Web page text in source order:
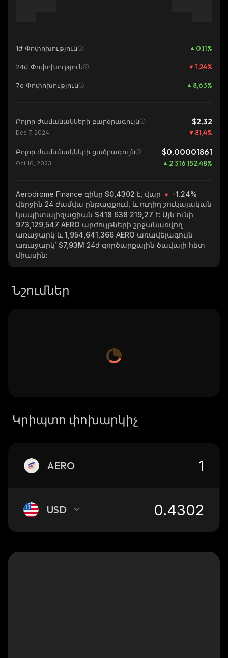
1ժ Փոփոխություն 0,11%
24ժ Փոփոխություն 1,24%
7օ Փոփոխություն 8,63%
Բոլոր ժամանակների բարձրագույն $2,32
Dec 7, 2024 81,4%
Բոլոր ժամանակների ցածրագույն $0,00001861
Oct 16, 2023 2 316 152,48%
Aerodrome Finance գինը $0,4302 է, վար
-1.24%
վերջին 24 ժամվա ընթացքում, և ուղիղ շուկայական
կապիտալիզացիան $418 638 219,27 է: Այն ունի
973,129,547 AERO արժույթների շրջանառվող
առաջարկ և 1,954,641,366 AERO առավելագույն
առաջարկ՝ $7,93M 24ժ գործարքային ծավալի հետ
միասին:
Նշումներ
Կրիպտո փոխարկիչ
AERO
USD